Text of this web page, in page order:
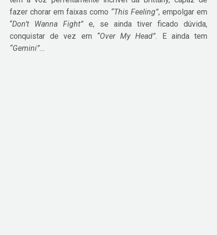
fazer chorar em faixas como “This Feeling”, empolgar em
“Don’t Wanna Fight” e, se ainda tiver ficado dúvida,
conquistar de vez em “Over My Head”. E ainda tem
“Gemini”…